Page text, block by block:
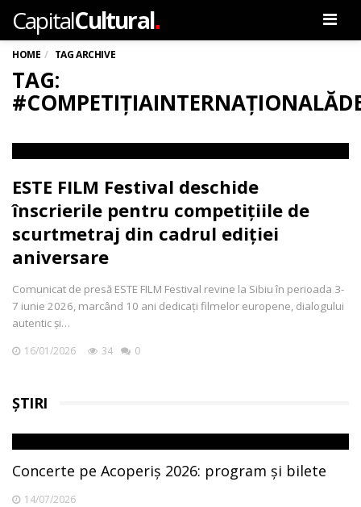
CapitalCultural.
HOME TAG ARCHIVE
TAG:
ESTE FILM Festival deschide
înscrierile pentru competițiile de
scurtmetraj din cadrul ediției
aniversare
Comunicat de presă ESTE FILM Festival revine la Sibiu în perioada 3-
7 iunie 2026, marcând 10 ani dedicați filmelor europene, dialogului
autentic și…
16/01/2026 34 0
ȘTIRI
Concerte pe Acoperiș 2026: program și bilete
14/07/2026